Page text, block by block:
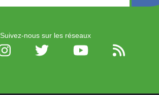
Suivez-nous sur les réseaux